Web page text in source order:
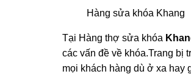
Hàng sửa khóa Khang
Tại Hàng thợ sửa khóa
các vấn đề về khóa.Trang bị
mọi khách hàng dù ở xa hay